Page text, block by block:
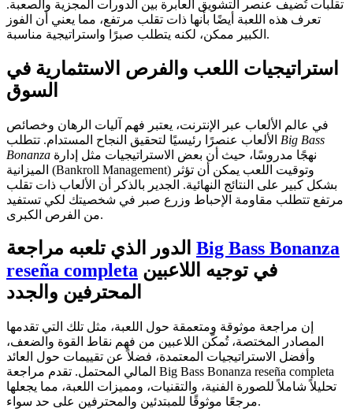
تقلبات تُضيف عنصر التشويق العابرة بين الدورات المجزية والصعبة.
تعرف هذه اللعبة أيضًا بأنها ذات تقلب مرتفع، مما يعني أن الفوز
الكبير ممكن، لكنه يتطلب صبرًا واستراتيجية مناسبة.
استراتيجيات اللعب والفرص الاستثمارية في
السوق
في عالم الألعاب عبر الإنترنت، يعتبر فهم آليات الرهان وخصائص
Big Bass
Bonanza
الميزانية (Bankroll Management) وتوقيت اللعب يمكن أن تؤثر
بشكل كبير على النتائج النهائية. الجدير بالذكر أن الألعاب ذات تقلب
مرتفع تتطلب مقاومة الإحباط وزرع صبر في شخصيتك لكي تستفيد
من الفرص الكبرى.
Big Bass Bonanza
reseña completa
المحترفين والجدد
إن مراجعة موثوقة ومتعمقة حول اللعبة، مثل تلك التي تقدمها
المصادر المختصة، تُمكّن اللاعبين من فهم نقاط القوة والضعف،
وأفضل الاستراتيجيات المعتمدة، فضلاً عن تقييمات حول العائد
المالي المحتمل. تقدم مراجعة Big Bass Bonanza reseña completa
تحليلاً شاملاً للصورة الفنية، والتقنيات، ومميزات اللعبة، مما يجعلها
مرجعًا موثوقًا للمبتدئين والمحترفين على حد سواء.